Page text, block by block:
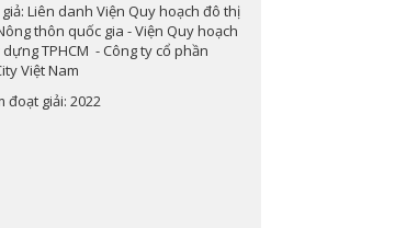
giả: Liên danh Viện Quy hoạch đô thị
thôn quốc gia - Viện Quy hoạch
TPHCM - Công ty cổ phần
Việt Nam
đoạt giải: 2022